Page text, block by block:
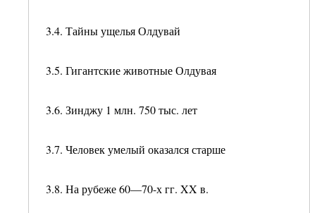
3.4. Тайны ущелья Олдувай
3.5. Гигантские животные Олдувая
3.6. Зинджу 1 млн. 750 тыс. лет
3.7. Человек умелый оказался старше
3.8. На рубеже 60—70-х гг. XX в.